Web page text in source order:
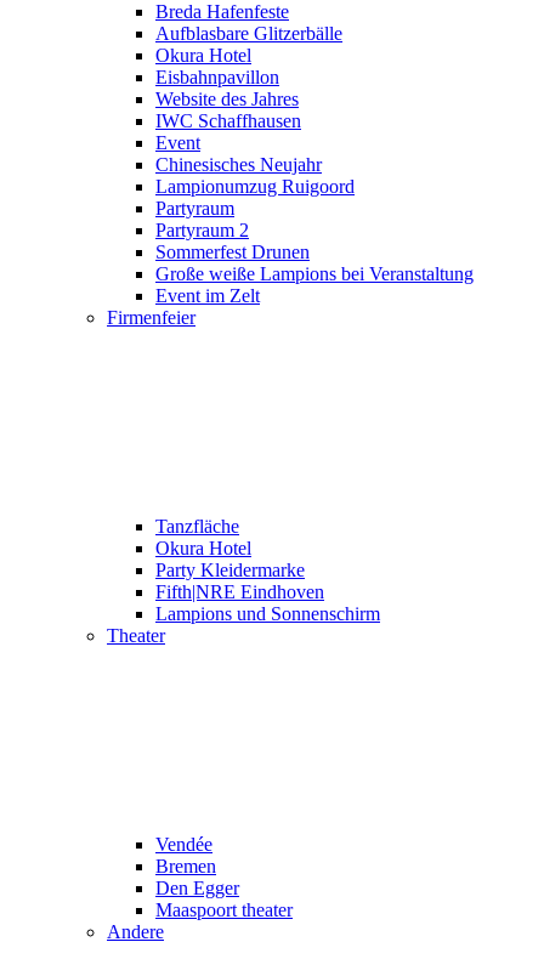
Breda Hafenfeste
Aufblasbare Glitzerbälle
Okura Hotel
Eisbahnpavillon
Website des Jahres
IWC Schaffhausen
Event
Chinesisches Neujahr
Lampionumzug Ruigoord
Partyraum
Partyraum 2
Sommerfest Drunen
Große weiße Lampions bei Veranstaltung
Event im Zelt
Firmenfeier
Tanzfläche
Okura Hotel
Party Kleidermarke
Fifth|NRE Eindhoven
Lampions und Sonnenschirm
Theater
Vendée
Bremen
Den Egger
Maaspoort theater
Andere